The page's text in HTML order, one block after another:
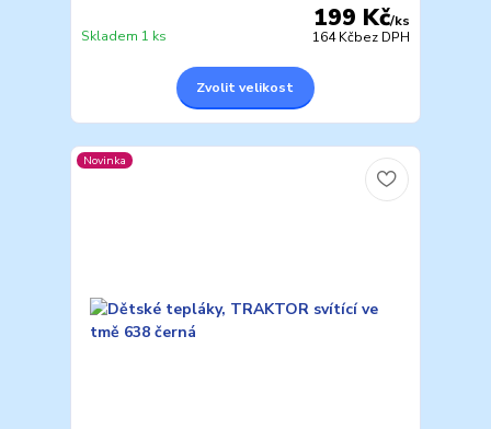
199 Kč/ks
164 Kčbez DPH
Skladem 1 ks
Zvolit velikost
Novinka